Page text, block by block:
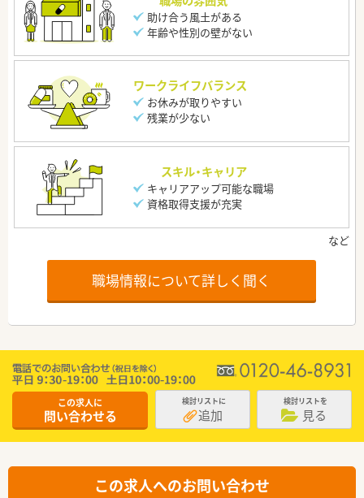
助け合う風土がある
年齢や性別の壁がない
ワークライフバランス
お休みが取りやすい
残業が少ない
スキル・キャリア
キャリアアップ可能な職場
資格取得支援が充実
職場情報について詳しく聞く
この求人に
問い合わせる
検討リストに
追加
検討リストを
見る
この求人へのお問い合わせ